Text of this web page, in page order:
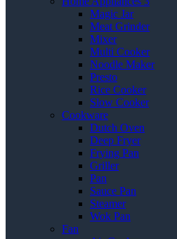
Magic Jar
Meat Grinder
Mixer
Multi Cooker
Noodle Maker
Presto
Rice Cooker
Slow Cooker
Cookware
Dutch Oven
Deep Fryer
Frying Pan
Griller
Pan
Sauce Pan
Steamer
Wok Pan
Fan